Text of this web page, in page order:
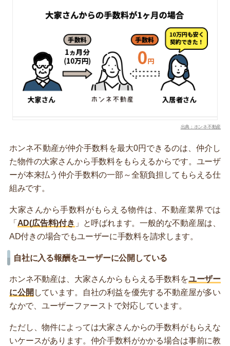
出典：ホンネ不動産
ホンネ不動産が仲介手数料を最大0円できるのは、仲介し
た物件の大家さんから手数料をもらえるからです。ユーザ
ーが本来払う仲介手数料の一部～全額負担してもらえる仕
組みです。
大家さんから手数料がもらえる物件は、不動産業界では
「 AD(広告料)付き 」と呼ばれます。一般的な不動産屋は、
AD付きの場合でもユーザーに手数料を請求します。
自社に入る報酬をユーザーに公開している
ホンネ不動産は、大家さんからもらえる手数料をユーザー
に公開 しています。自社の利益を優先する不動産屋が多い
なかで、ユーザーファーストで対応しています。
ただし、物件によっては大家さんからの手数料がもらえな
いケースがあります。仲介手数料がかかる場合は事前に教